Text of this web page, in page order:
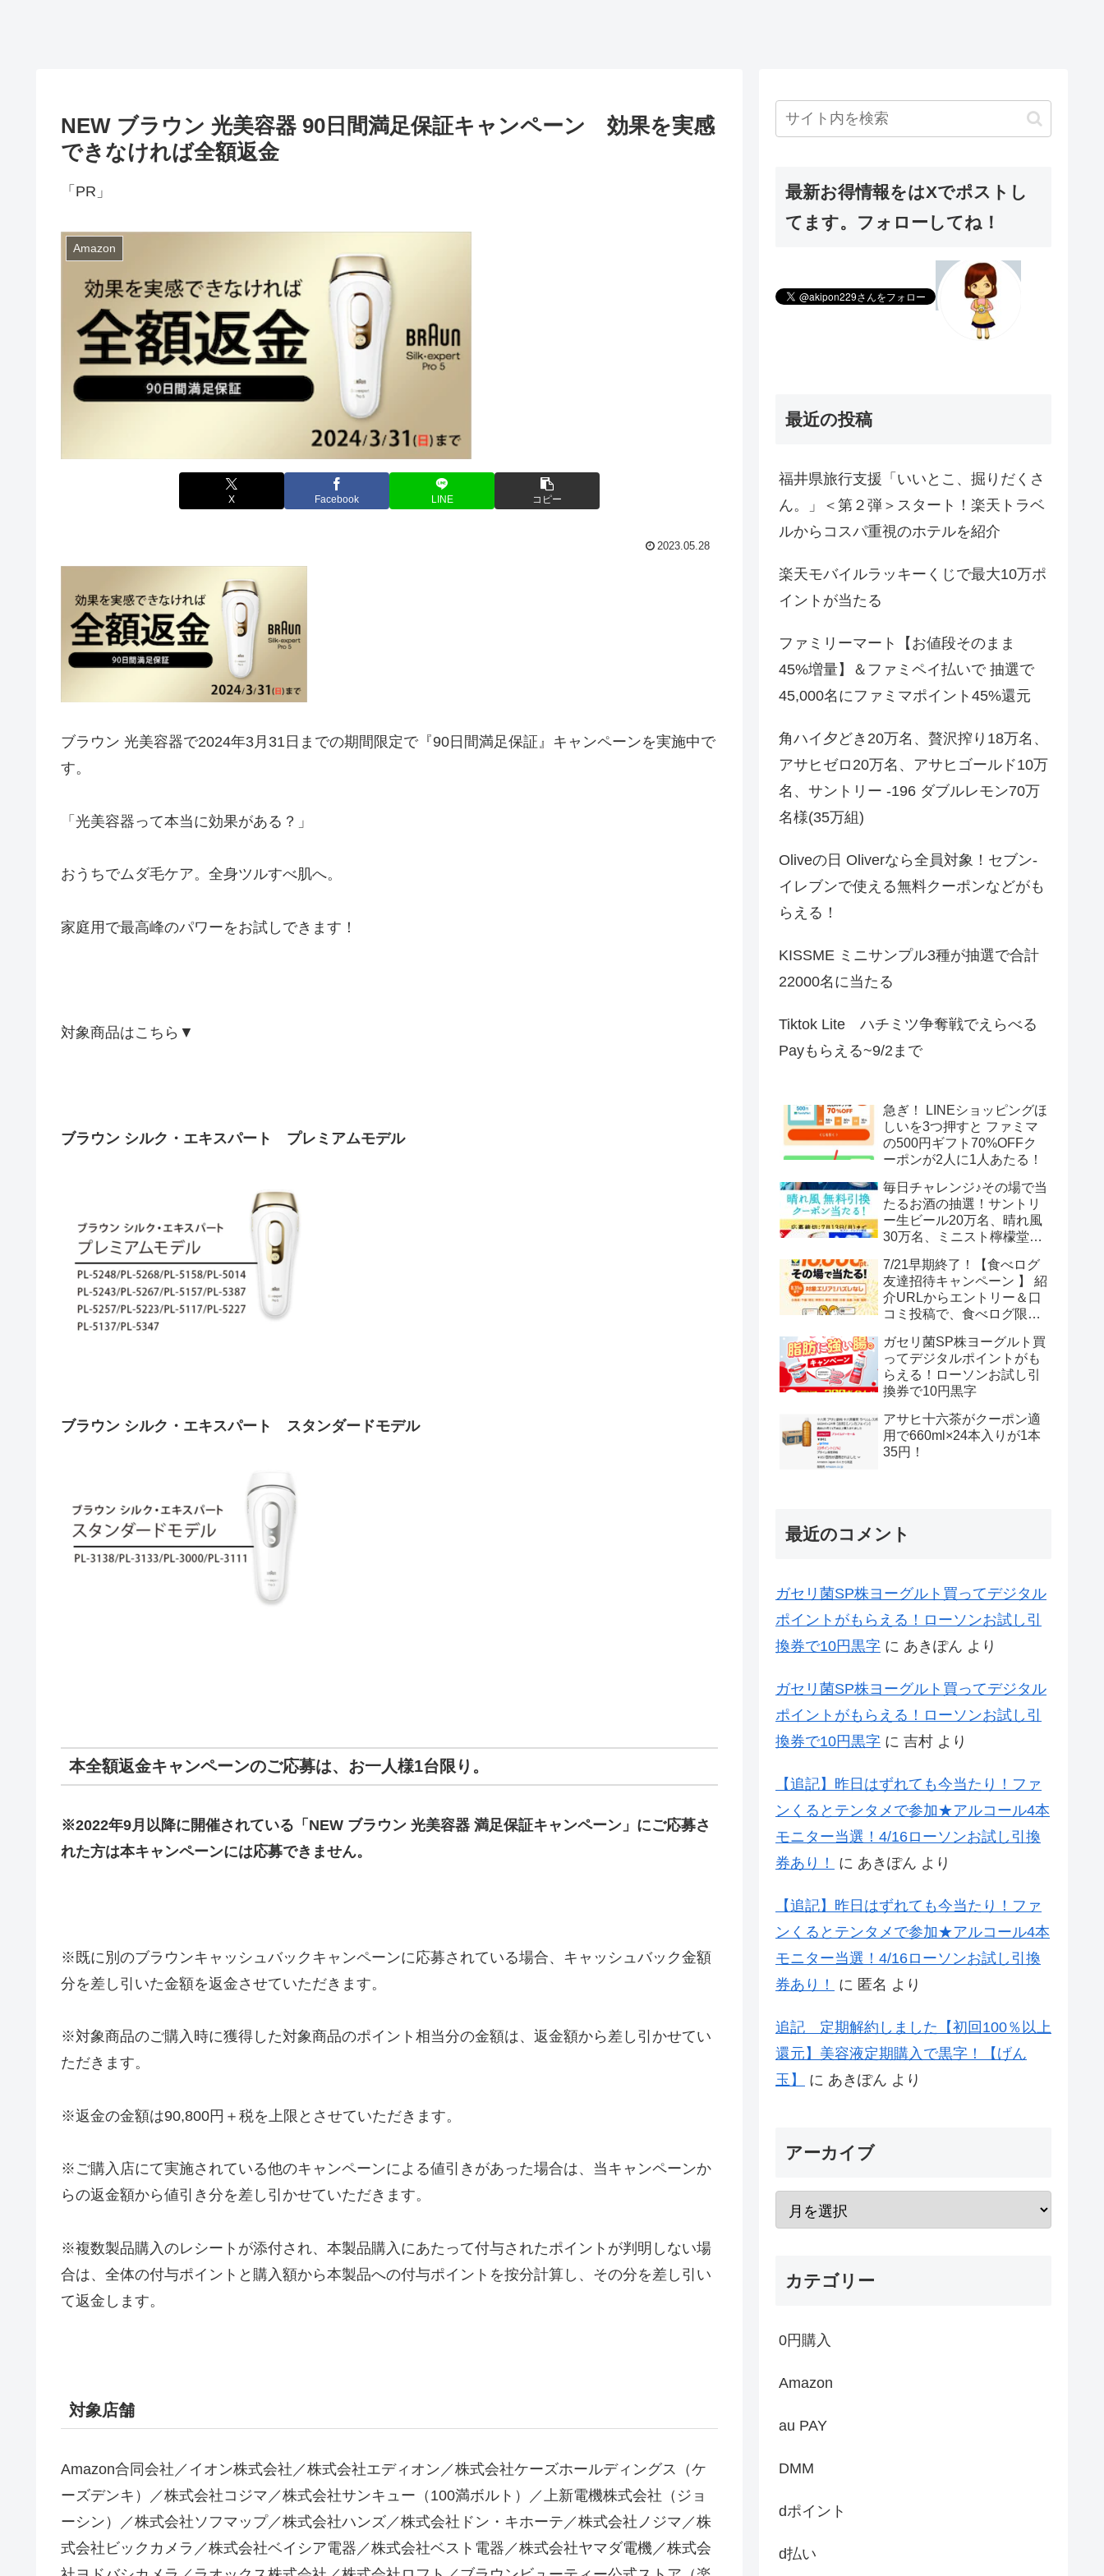
NEW ブラウン 光美容器 90日間満足保証キャンペーン 効果を実感
できなければ全額返金
「PR」
Amazon
X Facebook LINE コピー
2023.05.28
ブラウン 光美容器で2024年3月31日までの期間限定で『90日間満足保証』キャンペーンを実施中で
す。
「光美容器って本当に効果がある？」
おうちでムダ毛ケア。全身ツルすべ肌へ。
家庭用で最高峰のパワーをお試しできます！
対象商品はこちら▼
ブラウン シルク・エキスパート プレミアムモデル
ブラウン シルク・エキスパート スタンダードモデル
本全額返金キャンペーンのご応募は、お一人様1台限り。
※2022年9月以降に開催されている「NEW ブラウン 光美容器 満足保証キャンペーン」にご応募さ
れた方は本キャンペーンには応募できません。
※既に別のブラウンキャッシュバックキャンペーンに応募されている場合、キャッシュバック金額
分を差し引いた金額を返金させていただきます。
※対象商品のご購入時に獲得した対象商品のポイント相当分の金額は、返金額から差し引かせてい
ただきます。
※返金の金額は90,800円＋税を上限とさせていただきます。
※ご購入店にて実施されている他のキャンペーンによる値引きがあった場合は、当キャンペーンか
らの返金額から値引き分を差し引かせていただきます。
※複数製品購入のレシートが添付され、本製品購入にあたって付与されたポイントが判明しない場
合は、全体の付与ポイントと購入額から本製品への付与ポイントを按分計算し、その分を差し引い
て返金します。
対象店舗
Amazon合同会社／イオン株式会社／株式会社エディオン／株式会社ケーズホールディングス（ケ
ーズデンキ）／株式会社コジマ／株式会社サンキュー（100満ボルト）／上新電機株式会社（ジョ
ーシン）／株式会社ソフマップ／株式会社ハンズ／株式会社ドン・キホーテ／株式会社ノジマ／株
式会社ビックカメラ／株式会社ベイシア電器／株式会社ベスト電器／株式会社ヤマダ電機／株式会
最新お得情報をはXでポストし
てます。フォローしてね！
最近の投稿
福井県旅行支援「いいとこ、掘りだくさ
ん。」＜第２弾＞スタート！楽天トラベ
ルからコスパ重視のホテルを紹介
楽天モバイルラッキーくじで最大10万ポ
イントが当たる
ファミリーマート【お値段そのまま
45%増量】＆ファミペイ払いで 抽選で
45,000名にファミマポイント45%還元
角ハイ夕どき20万名、贅沢搾り18万名、
アサヒゼロ20万名、アサヒゴールド10万
名、サントリー -196 ダブルレモン70万
名様(35万組)
Oliveの日 Oliverなら全員対象！セブン‐
イレブンで使える無料クーポンなどがも
らえる！
KISSME ミニサンプル3種が抽選で合計
22000名に当たる
Tiktok Lite ハチミツ争奪戦でえらべる
Payもらえる~9/2まで
急ぎ！ LINEショッピングほ
しいを3つ押すと ファミマ
の500円ギフト70%OFFク
ーポンが2人に1人あたる！
毎日チャレンジ♪その場で当
たるお酒の抽選！サントリ
ー生ビール20万名、晴れ風
30万名、ミニスト檸檬堂2
ボール12.3万名
7/21早期終了！【食べログ
友達招待キャンペーン 】 紹
介URLからエントリー＆口
コミ投稿で、食べログ限定
トがもらえる
ガセリ菌SP株ヨーグルト買
ってデジタルポイントがも
らえる！ローソンお試し引
換券で10円黒字
アサヒ十六茶がクーポン適
用で660ml×24本入りが1本
35円！
最近のコメント
ガセリ菌SP株ヨーグルト買ってデジタル
ポイントがもらえる！ローソンお試し引
換券で10円黒字 に あきぽん より
ガセリ菌SP株ヨーグルト買ってデジタル
ポイントがもらえる！ローソンお試し引
換券で10円黒字 に 吉村 より
【追記】昨日はずれても今当たり！ファ
ンくるとテンタメで参加★アルコール4本
モニター当選！4/16ローソンお試し引換
券あり！
に あきぽん より
【追記】昨日はずれても今当たり！ファ
ンくるとテンタメで参加★アルコール4本
モニター当選！4/16ローソンお試し引換
券あり！
に 匿名 より
追記 定期解約しました【初回100％以上
還元】美容液定期購入で黒字！【げん
玉】
に あきぽん より
アーカイブ
カテゴリー
0円購入
Amazon
au PAY
DMM
dポイント
d払い